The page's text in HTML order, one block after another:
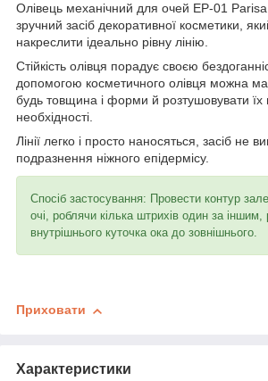
Олівець механічний для очей EP-01
зручний засіб декоративної косметики,
накреслити ідеально рівну лінію.
Стійкість олівця порадує своєю
допомогою косметичного олівця можна
будь товщина і форми й розтушовувати їх
необхідності.
Лінії легко і просто наносяться, засіб не
подразнення ніжного епідермісу.
Спосіб застосування: Провести контур
очі, роблячи кілька штрихів один за
внутрішнього куточка ока до зовнішнього.
Приховати
Характеристики